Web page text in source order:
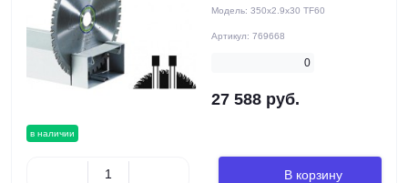
в наличии
Модель: 350x2.9x30 TF60
Артикул: 769668
0
27 588 руб.
В корзину